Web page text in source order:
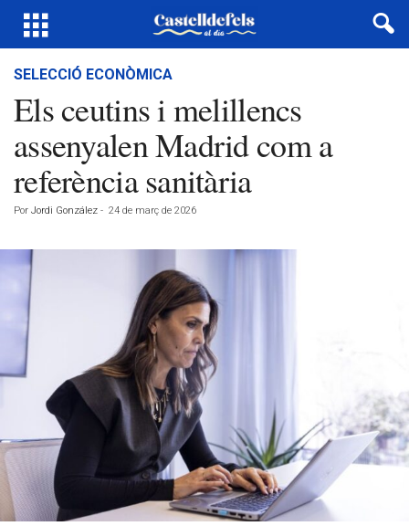
SELECCIÓ ECONÒMICA
Els ceutins i melillencs
assenyalen Madrid com a
referència sanitària
Por Jordi González - 24 de març de 2026